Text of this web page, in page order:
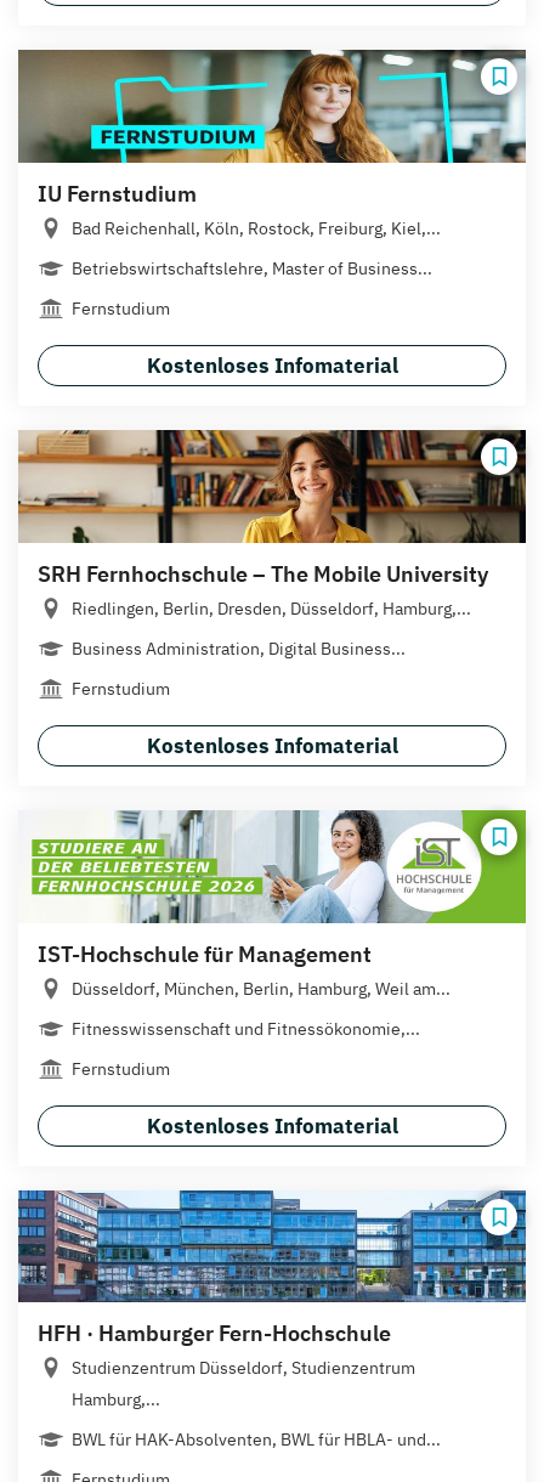
IU Fernstudium
Bad Reichenhall, Köln, Rostock, Freiburg, Kiel,...
Betriebswirtschaftslehre, Master of Business...
Fernstudium
Kostenloses Infomaterial
SRH Fernhochschule – The Mobile University
Riedlingen, Berlin, Dresden, Düsseldorf, Hamburg,...
Business Administration, Digital Business...
Fernstudium
Kostenloses Infomaterial
IST-Hochschule für Management
Düsseldorf, München, Berlin, Hamburg, Weil am...
Fitnesswissenschaft und Fitnessökonomie,...
Fernstudium
Kostenloses Infomaterial
HFH · Hamburger Fern-Hochschule
Studienzentrum Düsseldorf, Studienzentrum
Hamburg,...
BWL für HAK-Absolventen, BWL für HBLA- und...